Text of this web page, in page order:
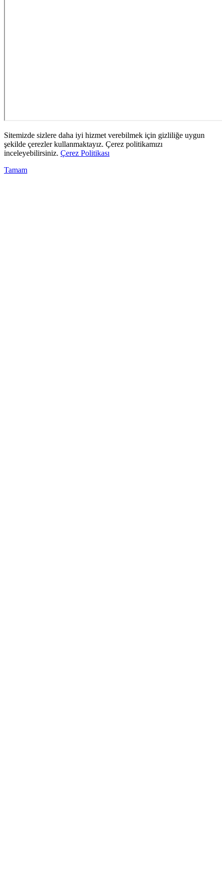
Sitemizde sizlere daha iyi hizmet verebilmek için gizliliğe uygun
şekilde çerezler kullanmaktayız. Çerez politikamızı
inceleyebilirsiniz. Çerez Politikası
Tamam